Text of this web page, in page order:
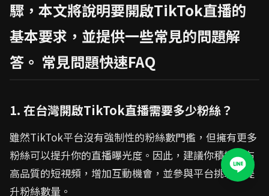
驟，本文將說明要開啟TikTok直播的
基本要求，並提供一些常見的問題解
答。 常見問題快速FAQ
1. 在台灣開啟TikTok直播需要多少粉絲？
雖然TikTok平台沒有強制性的粉絲數門檻，但擁有更多
粉絲可以提升你的直播曝光度。因此，建議你積極發布
高品質的短視頻，增加互動機會，並參與平台挑戰來提
升粉絲數量。